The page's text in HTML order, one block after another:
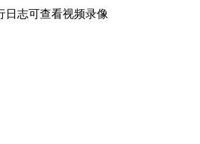
日志可查看视频录像